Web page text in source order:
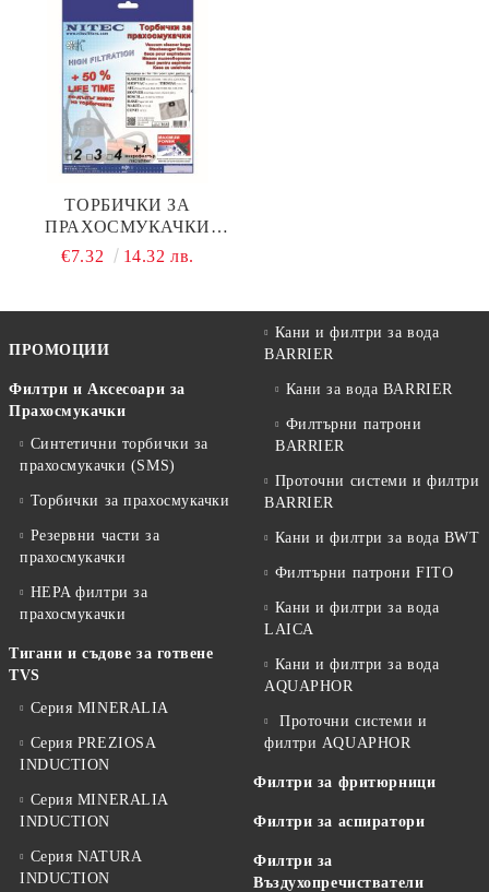
ТОРБИЧКИ ЗА
ПРАХОСМУКАЧКИ
НИТЕК, КОД Т633
€7.32 14.32 лв.
ПРОМОЦИИ
Филтри и Аксесоари за
Прахосмукачки
Синтетични торбички за
прахосмукачки (SMS)
Торбички за прахосмукачки
Резервни части за
прахосмукачки
HEPA филтри за
прахосмукачки
Тигани и съдове за готвене
TVS
Серия MINERALIA
Серия PREZIOSA
INDUCTION
Серия MINERALIA
INDUCTION
Серия NATURA
INDUCTION
Кани и филтри за вода
BARRIER
Кани за вода BARRIER
Филтърни патрони
BARRIER
Проточни системи и филтри
BARRIER
Кани и филтри за вода BWT
Филтърни патрони FITO
Кани и филтри за вода
LAICA
Кани и филтри за вода
AQUAPHOR
Проточни системи и
филтри AQUAPHOR
Филтри за фритюрници
Филтри за аспиратори
Филтри за
Въздухопречистватели